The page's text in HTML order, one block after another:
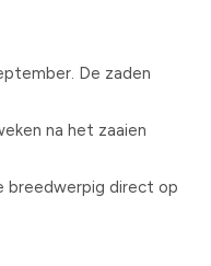
De zaden
na het zaaien
breedwerpig direct op